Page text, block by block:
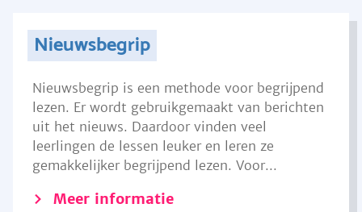
Nieuwsbegrip
Nieuwsbegrip is een methode voor begrijpend
lezen. Er wordt gebruikgemaakt van berichten
uit het nieuws. Daardoor vinden veel
leerlingen de lessen leuker en leren ze
gemakkelijker begrijpend lezen. Voor...
Meer informatie